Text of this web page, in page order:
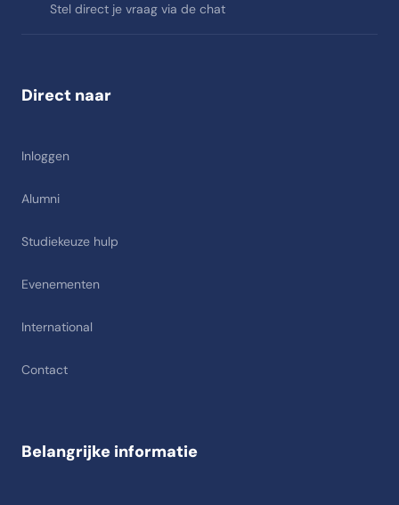
Stel direct je vraag via de chat
Direct naar
Inloggen
Alumni
Studiekeuze hulp
Evenementen
International
Contact
Belangrijke informatie